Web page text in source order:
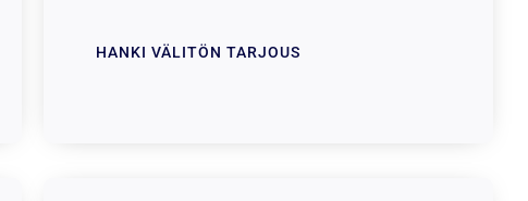
HANKI VÄLITÖN TARJOUS